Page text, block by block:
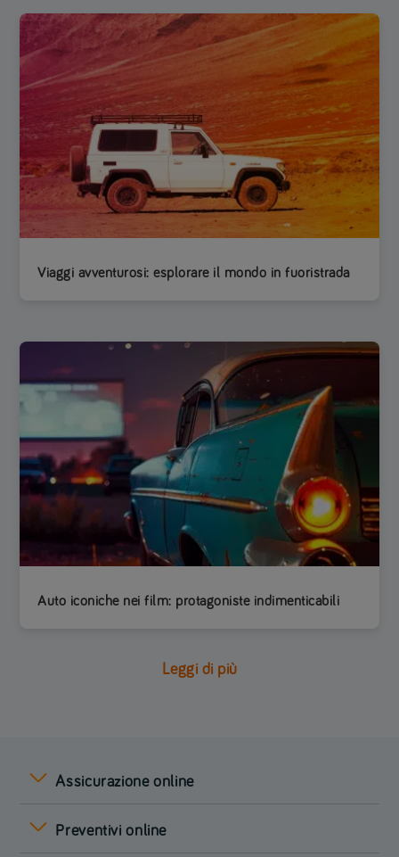
Viaggi avventurosi: esplorare il mondo in fuoristrada
Auto iconiche nei film: protagoniste indimenticabili
Leggi di più
Assicurazione online
Preventivi online